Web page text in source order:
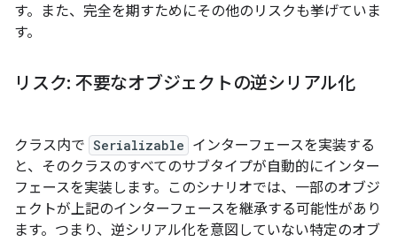
す。また、完全を期すためにその他のリスクも挙げていま
す。
リスク: 不要なオブジェクトの逆シリアル化
クラス内で Serializable インターフェースを実装する
と、そのクラスのすべてのサブタイプが自動的にインター
フェースを実装します。このシナリオでは、一部のオブジ
ェクトが上記のインターフェースを継承する可能性があり
ます。つまり、逆シリアル化を意図していない特定のオブ